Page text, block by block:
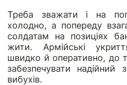
Треба зважати і на
холодно, а попереду
солдатам на позиціях
жити. Армійські
швидко й оперативно, до
забезпечувати надійний
вибухів.